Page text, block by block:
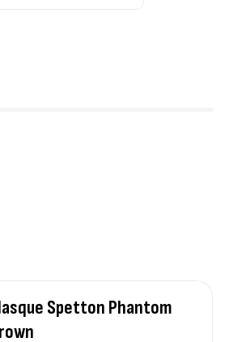
35
Spetton Phantom